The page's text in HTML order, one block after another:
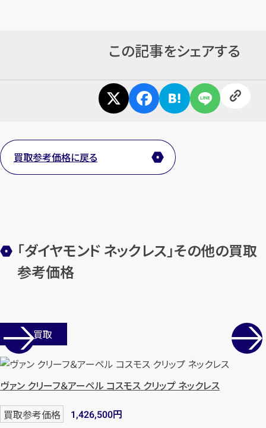
分！ 今すぐ査定金額をお伝えいたします
【総合受付】24時間・年中無休(年末年始除く)
この記事をシェアする
買取参考価格に戻る
「ダイヤモンド ネックレス」その他の買取
参考価格
店舗買取
ヴァン クリーフ＆アーペル コスモス クリップ ネックレス
買取参考価格 1,426,500円